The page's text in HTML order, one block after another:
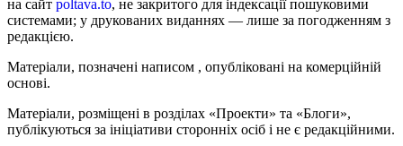
на сайт poltava.to, не закритого для індексації пошуковими
системами; у друкованих виданнях — лише за погодженням з
редакцією.
Матеріали, позначені написом , опубліковані на комерційній
основі.
Матеріали, розміщені в розділах «Проекти» та «Блоги»,
публікуються за ініціативи сторонніх осіб і не є редакційними.